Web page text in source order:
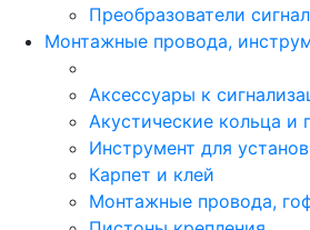
Преобразователи
Монтажные провода,
Аксессуары к
Акустические кольца и
Инструмент для
Карпет и клей
Монтажные провода,